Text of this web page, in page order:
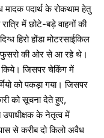
पदार्थ के रोकथाम हेतु
रात्रि में छोटे-बड़े वाहनों की
हिरो होंडा मोटरसाईकिल
फुसरो की ओर से आ रहे थे।
जिसपर चेकिंग में
को पकड़ा गया। जिसपर
को सूचना देते हुए,
उपाधीक्षक के नेतृत्व में
से करीब दो किलो अवैध